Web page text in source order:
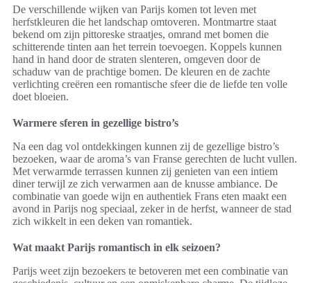
De verschillende wijken van Parijs komen tot leven met
herfstkleuren die het landschap omtoveren. Montmartre staat
bekend om zijn pittoreske straatjes, omrand met bomen die
schitterende tinten aan het terrein toevoegen. Koppels kunnen
hand in hand door de straten slenteren, omgeven door de
schaduw van de prachtige bomen. De kleuren en de zachte
verlichting creëren een romantische sfeer die de liefde ten volle
doet bloeien.
Warmere sferen in gezellige bistro’s
Na een dag vol ontdekkingen kunnen zij de gezellige bistro’s
bezoeken, waar de aroma’s van Franse gerechten de lucht vullen.
Met verwarmde terrassen kunnen zij genieten van een intiem
diner terwijl ze zich verwarmen aan de knusse ambiance. De
combinatie van goede wijn en authentiek Frans eten maakt een
avond in Parijs nog speciaal, zeker in de herfst, wanneer de stad
zich wikkelt in een deken van romantiek.
Wat maakt Parijs romantisch in elk seizoen?
Parijs weet zijn bezoekers te betoveren met een combinatie van